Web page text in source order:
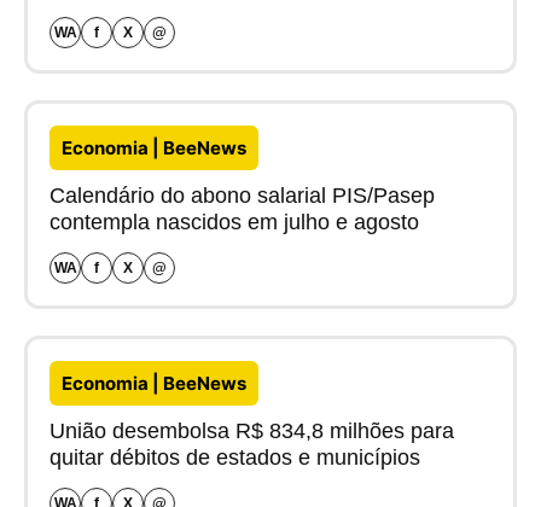
WA f X @
Economia | BeeNews
Calendário do abono salarial PIS/Pasep
contempla nascidos em julho e agosto
WA f X @
Economia | BeeNews
União desembolsa R$ 834,8 milhões para
quitar débitos de estados e municípios
WA f X @